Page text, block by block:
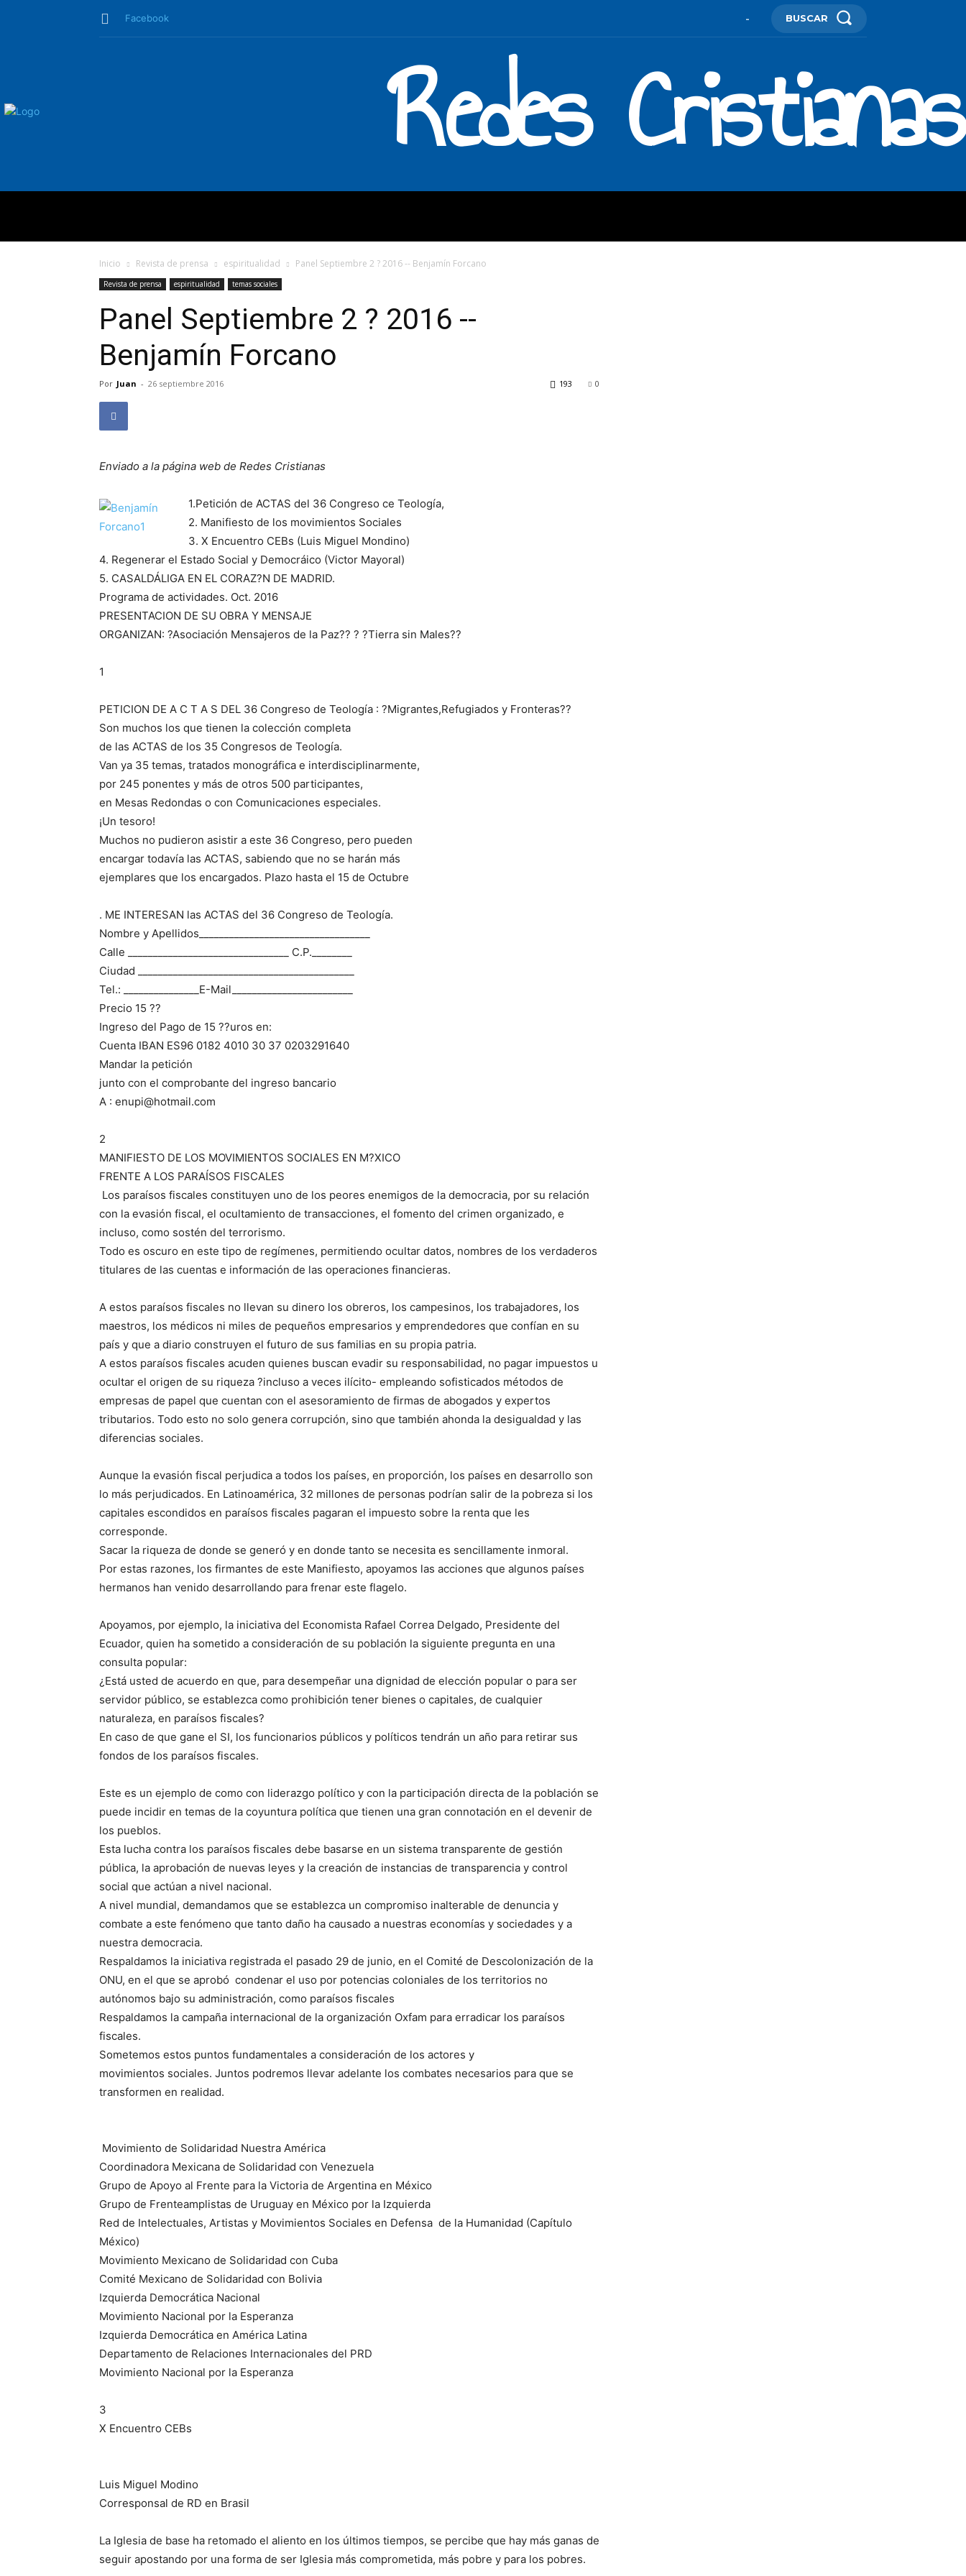
Facebook - BUSCAR
Redes Cristianas
Inicio Revista de prensa espiritualidad Panel Septiembre 2 ? 2016 -- Benjamín Forcano
Revista de prensa espiritualidad temas sociales
Panel Septiembre 2 ? 2016 --
Benjamín Forcano
Por Juan - 26 septiembre 2016 0
193
Enviado a la página web de Redes Cristianas
1.Petición de ACTAS del 36 Congreso ce Teología,
2. Manifiesto de los movimientos Sociales
3. X Encuentro CEBs (Luis Miguel Mondino)
4. Regenerar el Estado Social y Democráico (Victor Mayoral)
5. CASALDÁLIGA EN EL CORAZ?N DE MADRID.
Programa de actividades. Oct. 2016
PRESENTACION DE SU OBRA Y MENSAJE
ORGANIZAN: ?Asociación Mensajeros de la Paz?? ? ?Tierra sin Males??
1
PETICION DE A C T A S DEL 36 Congreso de Teología : ?Migrantes,Refugiados y Fronteras??
Son muchos los que tienen la colección completa
de las ACTAS de los 35 Congresos de Teología.
Van ya 35 temas, tratados monográfica e interdisciplinarmente,
por 245 ponentes y más de otros 500 participantes,
en Mesas Redondas o con Comunicaciones especiales.
¡Un tesoro!
Muchos no pudieron asistir a este 36 Congreso, pero pueden
encargar todavía las ACTAS, sabiendo que no se harán más
ejemplares que los encargados. Plazo hasta el 15 de Octubre
. ME INTERESAN las ACTAS del 36 Congreso de Teología.
Nombre y Apellidos__________________________________
Calle ________________________________ C.P.________
Ciudad ___________________________________________
Tel.: _______________E-Mail________________________
Precio 15 ??
Ingreso del Pago de 15 ??uros en:
Cuenta IBAN ES96 0182 4010 30 37 0203291640
Mandar la petición
junto con el comprobante del ingreso bancario
A : enupi@hotmail.com
2
MANIFIESTO DE LOS MOVIMIENTOS SOCIALES EN M?XICO
FRENTE A LOS PARAÍSOS FISCALES
Los paraísos fiscales constituyen uno de los peores enemigos de la democracia, por su relación
con la evasión fiscal, el ocultamiento de transacciones, el fomento del crimen organizado, e
incluso, como sostén del terrorismo.
Todo es oscuro en este tipo de regímenes, permitiendo ocultar datos, nombres de los verdaderos
titulares de las cuentas e información de las operaciones financieras.
A estos paraísos fiscales no llevan su dinero los obreros, los campesinos, los trabajadores, los
maestros, los médicos ni miles de pequeños empresarios y emprendedores que confían en su
país y que a diario construyen el futuro de sus familias en su propia patria.
A estos paraísos fiscales acuden quienes buscan evadir su responsabilidad, no pagar impuestos u
ocultar el origen de su riqueza ?incluso a veces ilícito- empleando sofisticados métodos de
empresas de papel que cuentan con el asesoramiento de firmas de abogados y expertos
tributarios. Todo esto no solo genera corrupción, sino que también ahonda la desigualdad y las
diferencias sociales.
Aunque la evasión fiscal perjudica a todos los países, en proporción, los países en desarrollo son
lo más perjudicados. En Latinoamérica, 32 millones de personas podrían salir de la pobreza si los
capitales escondidos en paraísos fiscales pagaran el impuesto sobre la renta que les
corresponde.
Sacar la riqueza de donde se generó y en donde tanto se necesita es sencillamente inmoral.
Por estas razones, los firmantes de este Manifiesto, apoyamos las acciones que algunos países
hermanos han venido desarrollando para frenar este flagelo.
Apoyamos, por ejemplo, la iniciativa del Economista Rafael Correa Delgado, Presidente del
Ecuador, quien ha sometido a consideración de su población la siguiente pregunta en una
consulta popular:
¿Está usted de acuerdo en que, para desempeñar una dignidad de elección popular o para ser
servidor público, se establezca como prohibición tener bienes o capitales, de cualquier
naturaleza, en paraísos fiscales?
En caso de que gane el SI, los funcionarios públicos y políticos tendrán un año para retirar sus
fondos de los paraísos fiscales.
Este es un ejemplo de como con liderazgo político y con la participación directa de la población se
puede incidir en temas de la coyuntura política que tienen una gran connotación en el devenir de
los pueblos.
Esta lucha contra los paraísos fiscales debe basarse en un sistema transparente de gestión
pública, la aprobación de nuevas leyes y la creación de instancias de transparencia y control
social que actúan a nivel nacional.
A nivel mundial, demandamos que se establezca un compromiso inalterable de denuncia y
combate a este fenómeno que tanto daño ha causado a nuestras economías y sociedades y a
nuestra democracia.
Respaldamos la iniciativa registrada el pasado 29 de junio, en el Comité de Descolonización de la
ONU, en el que se aprobó condenar el uso por potencias coloniales de los territorios no
autónomos bajo su administración, como paraísos fiscales
Respaldamos la campaña internacional de la organización Oxfam para erradicar los paraísos
fiscales.
Sometemos estos puntos fundamentales a consideración de los actores y
movimientos sociales. Juntos podremos llevar adelante los combates necesarios para que se
transformen en realidad.
Movimiento de Solidaridad Nuestra América
Coordinadora Mexicana de Solidaridad con Venezuela
Grupo de Apoyo al Frente para la Victoria de Argentina en México
Grupo de Frenteamplistas de Uruguay en México por la Izquierda
Red de Intelectuales, Artistas y Movimientos Sociales en Defensa de la Humanidad (Capítulo
México)
Movimiento Mexicano de Solidaridad con Cuba
Comité Mexicano de Solidaridad con Bolivia
Izquierda Democrática Nacional
Movimiento Nacional por la Esperanza
Izquierda Democrática en América Latina
Departamento de Relaciones Internacionales del PRD
Movimiento Nacional por la Esperanza
3
X Encuentro CEBs
Luis Miguel Modino
Corresponsal de RD en Brasil
La Iglesia de base ha retomado el aliento en los últimos tiempos, se percibe que hay más ganas de
seguir apostando por una forma de ser Iglesia más comprometida, más pobre y para los pobres.